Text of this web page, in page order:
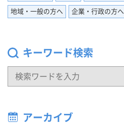
地域・一般の方へ 企業・行政の方へ
キーワード検索
アーカイブ